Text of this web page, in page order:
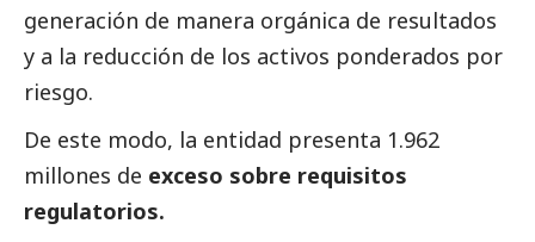
generación de manera orgánica de resultados
y a la reducción de los activos ponderados por
riesgo.
De este modo, la entidad presenta 1.962
millones de exceso sobre requisitos
regulatorios.